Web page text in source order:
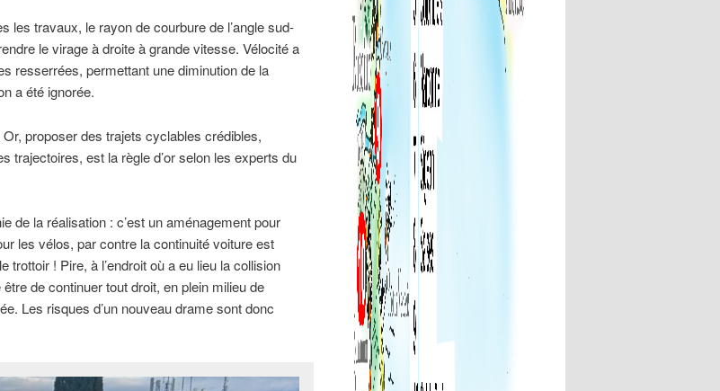
les travaux, le rayon de courbure de l’angle sud-
le virage à droite à grande vitesse. Vélocité a
resserrées, permettant une diminution de la
a été ignorée.
proposer des trajets cyclables crédibles,
trajectoires, est la règle d’or selon les experts du
de la réalisation : c’est un aménagement pour
les vélos, par contre la continuité voiture est
trottoir ! Pire, à l’endroit où a eu lieu la collision
de continuer tout droit, en plein milieu de
Les risques d’un nouveau drame sont donc